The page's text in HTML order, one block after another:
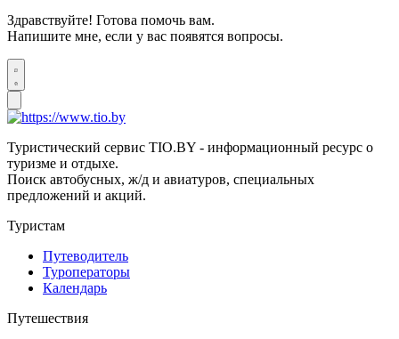
Здравствуйте! Готова помочь вам.
Напишите мне, если у вас появятся вопросы.
Туристический сервис TIO.BY - информационный ресурс о
туризме и отдыхе.
Поиск автобусных, ж/д и авиатуров, специальных
предложений и акций.
Туристам
Путеводитель
Туроператоры
Календарь
Путешествия